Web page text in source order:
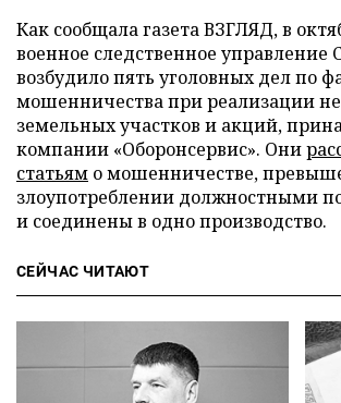
Как сообщала газета ВЗГЛЯД, в
военное следственное управление
возбудило пять уголовных дел по
мошенничества при реализации
земельных участков и акций,
компании «Оборонсервис». Они
статьям о мошенничестве,
злоупотреблении должностными
и соединены в одно производство.
СЕЙЧАС ЧИТАЮТ